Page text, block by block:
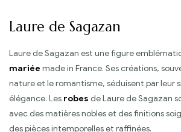
Laure de Sagazan
Laure de Sagazan est une figure
mariée made in France. Ses créations,
nature et le romantisme, séduisent par leur
élégance. Les robes de Laure de Sagazan
avec des matières nobles et des finitions
des pièces intemporelles et raffinées.